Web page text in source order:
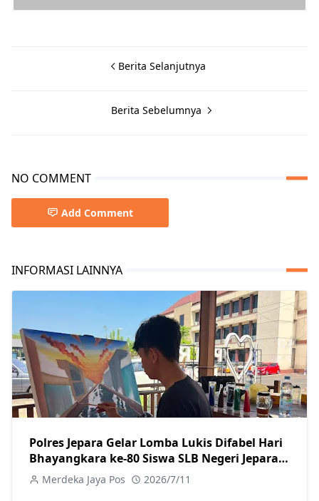
Berita Selanjutnya
Berita Sebelumnya
NO COMMENT
Add Comment
INFORMASI LAINNYA
Polres Jepara Gelar Lomba Lukis Difabel Hari
Bhayangkara ke-80 Siswa SLB Negeri Jepara
Tampilkan Kreativitas Terbaik
Merdeka Jaya Pos 2026/7/11